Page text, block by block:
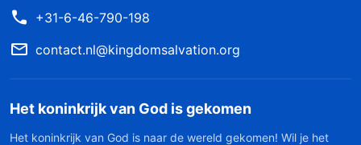
+31-6-46-790-198
contact.nl@kingdomsalvation.org
Het koninkrijk van God is gekomen
Het koninkrijk van God is naar de wereld gekomen! Wil je het